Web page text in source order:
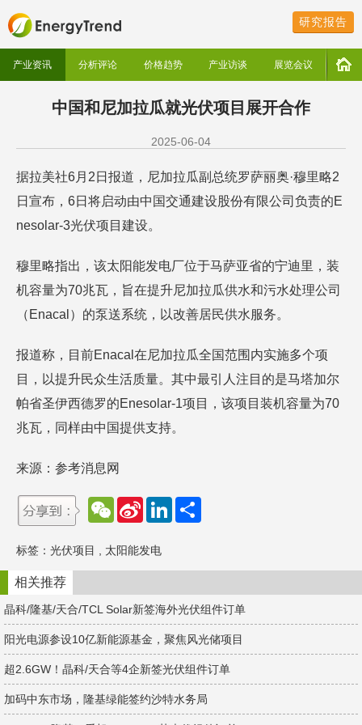
研究报告
产业资讯 分析评论 价格趋势 产业访谈 展览会议
中国和尼加拉瓜就光伏项目展开合作
2025-06-04
据拉美社6月2日报道，尼加拉瓜副总统罗萨丽奥·穆里略2
日宣布，6日将启动由中国交通建设股份有限公司负责的E
nesolar-3光伏项目建设。
穆里略指出，该太阳能发电厂位于马萨亚省的宁迪里，装
机容量为70兆瓦，旨在提升尼加拉瓜供水和污水处理公司
（Enacal）的泵送系统，以改善居民供水服务。
报道称，目前Enacal在尼加拉瓜全国范围内实施多个项
目，以提升民众生活质量。其中最引人注目的是马塔加尔
帕省圣伊西德罗的Enesolar-1项目，该项目装机容量为70
兆瓦，同样由中国提供支持。
来源：参考消息网
W
e
a
t
S
W
e
b
o
L
d
n
标签： 光伏项目 太阳能发电
相关推荐
晶科/隆基/天合/TCL Solar新签海外光伏组件订单
阳光电源参设10亿新能源基金，聚焦风光储项目
超2.6GW！晶科/天合等4企新签光伏组件订单
加码中东市场，隆基绿能签约沙特水务局